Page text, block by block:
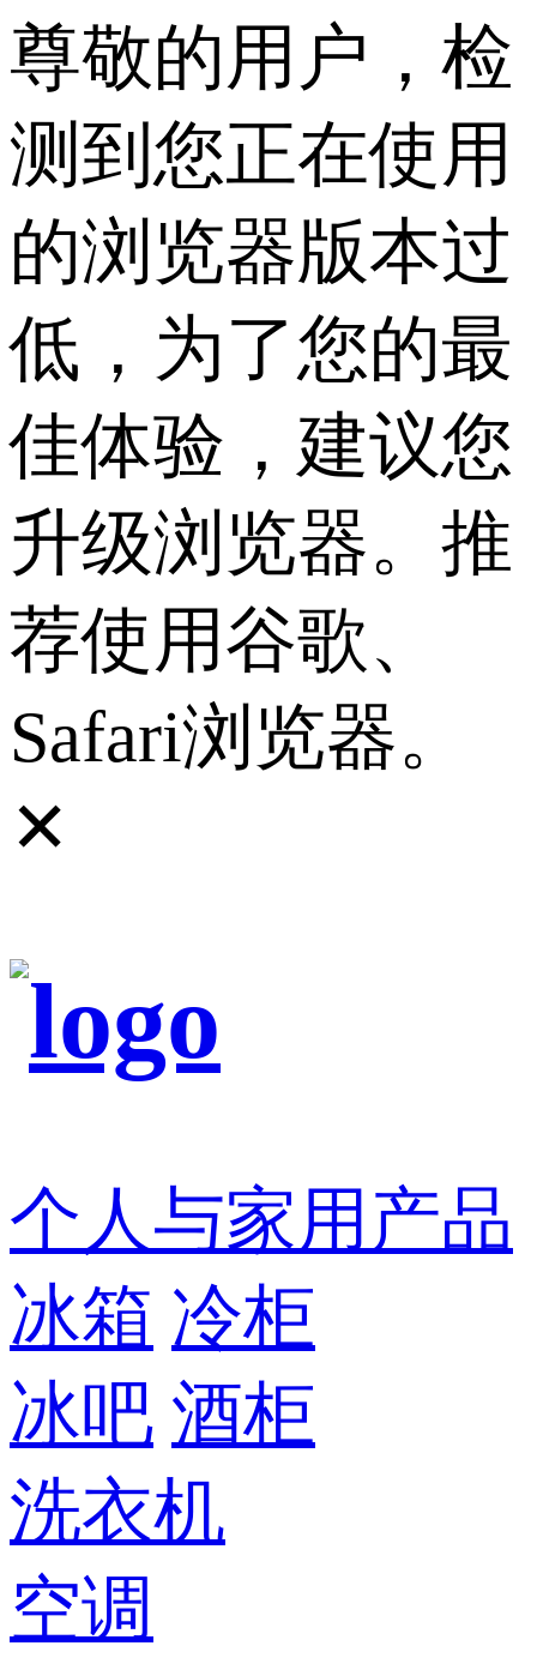
尊敬的用户，检
测到您正在使用
的浏览器版本过
低，为了您的最
佳体验，建议您
升级浏览器。推
荐使用谷歌、
Safari浏览器。
✕
个人与家用产品
冰箱 冷柜
冰吧 酒柜
洗衣机
空调